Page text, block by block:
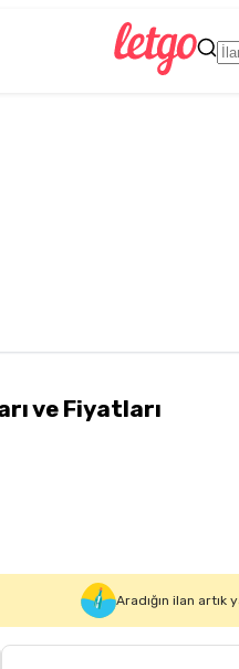
ve Fiyatları
Aradığın ilan artık